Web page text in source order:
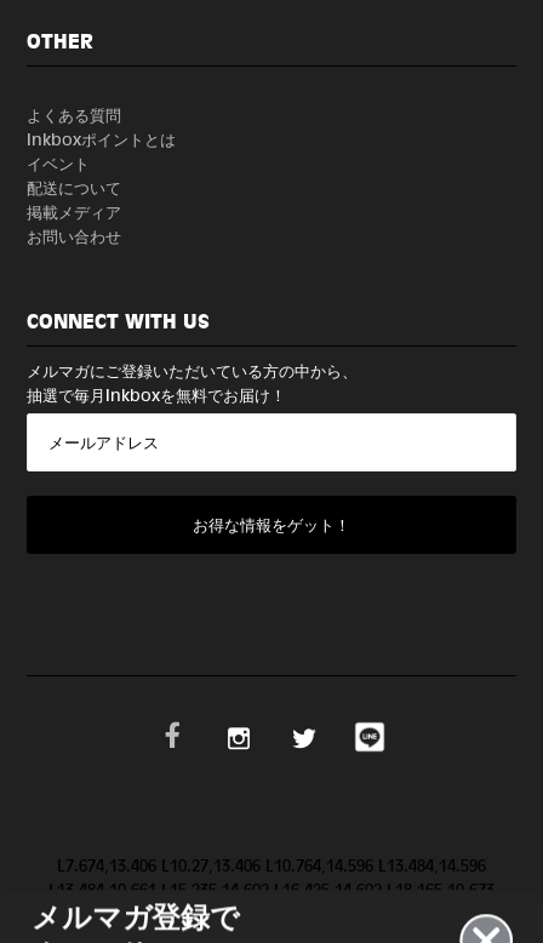
OTHER
よくある質問
Inkboxポイントとは
イベント
配送について
掲載メディア
お問い合わせ
CONNECT WITH US
メルマガにご登録いただいている方の中から、
抽選で毎月Inkboxを無料でお届け！
L7.674,13.406 L10.27,13.406 L10.764,14.596 L13.484,14.596
L13.484,10.661 L15.235,14.602 L16.425,14.602 L18.165,10.673
L18.165,14.603 L19.623,14.603 L19.647,9.083 L19.646,9.084 Z
M28.986,11.852 L31.517,9.084 L29.695,9.084 L28.094,10.81
メルマガ登録で